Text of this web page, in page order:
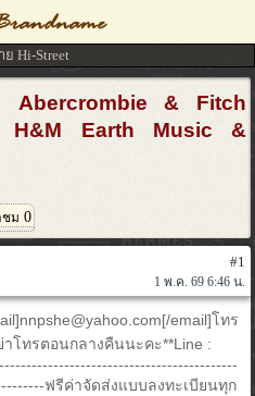
ะ Abercrombie & Fitch
H&M Earth Music &
ชม 0
#1
1 พ.ค. 69 6:46 น.
email]โทร
โทรตอนกลางคืนนะคะ**Line :
ฟรีค่าจัดส่งแบบลงทะเบียนทุก
Hi-Street